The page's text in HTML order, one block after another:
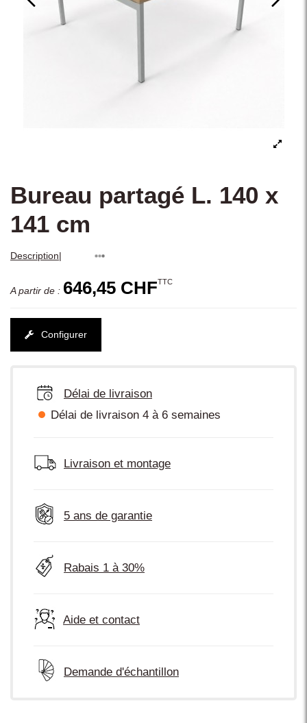
Bureau partagé L. 140 x
141 cm
Description|
A partir de : 646,45 CHFTTC
Configurer
Délai de livraison
Délai de livraison 4 à 6 semaines
Livraison et montage
5 ans de garantie
Rabais 1 à 30%
Aide et contact
Demande d'échantillon